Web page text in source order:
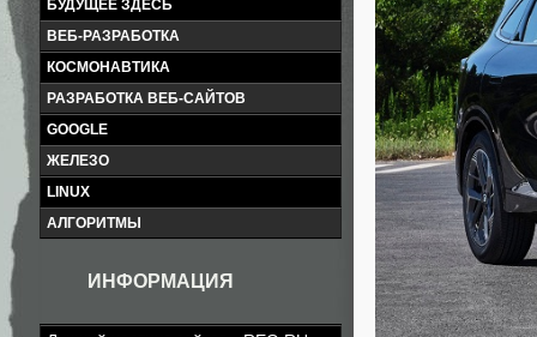
БУДУЩЕЕ ЗДЕСЬ
ВЕБ-РАЗРАБОТКА
КОСМОНАВТИКА
РАЗРАБОТКА ВЕБ-САЙТОВ
GOOGLE
ЖЕЛЕЗО
LINUX
АЛГОРИТМЫ
ИНФОРМАЦИЯ